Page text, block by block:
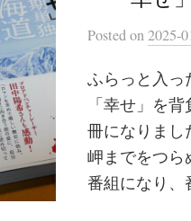
Postedon2025-
ふらっと入っ
「幸せ」を
冊になりまし
岬までをつら
番組になり、